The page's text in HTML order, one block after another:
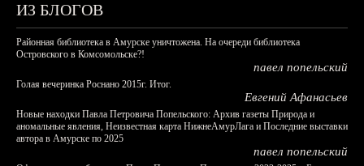
ИЗ БЛОГОВ
Районная библиотека в Амурске уничтожена. На очереди библиотека
Островского в Комсомольске?!
павел попельский
Голая вечеринка Роснано 2015г. Итог.
Евгений Афанасьев
Новые находки Павла Петровича Попельского: Архив газеты Природа и
аномальные явления, Неизвестная карта НижнеАмурЛага и Последние выставки
автора в Амурске по 2025
павел попельский